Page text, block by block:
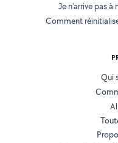
Je n'arrive pas
Comment
Qui